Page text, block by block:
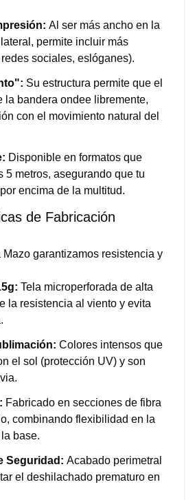
Al ser más ancho en la
permite incluir más
sociales, eslóganes).
Su estructura permite que el
la bandera ondee libremente,
con el movimiento natural del
Disponible en formatos que
5 metros, asegurando que tu
encima de la multitud.
de Fabricación
Mazo garantizamos resistencia y
Tela microperforada de alta
la resistencia al viento y evita
Colores intensos que
el sol (protección UV) y son
Fabricado en secciones de fibra
combinando flexibilidad en la
base.
Seguridad: Acabado perimetral
el deshilachado prematuro en